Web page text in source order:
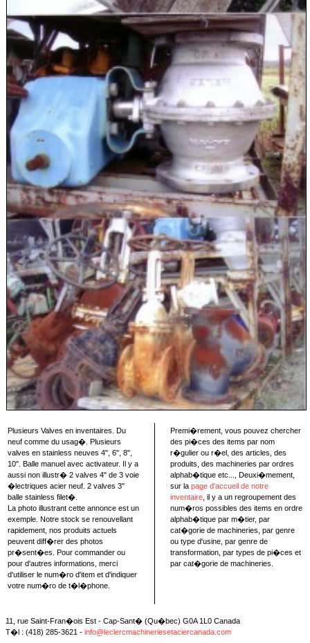
Plusieurs Valves en inventaires. Du
neuf comme du usag�. Plusieurs
valves en stainless neuves 4", 6", 8",
10". Balle manuel avec activateur. Il y a
aussi non illustr� 2 valves 4" de 3 voie
�lectriques acier neuf. 2 valves 3"
balle stainless filet�.
La photo illustrant cette annonce est un
exemple. Notre stock se renouvellant
rapidement, nos produits actuels
peuvent diff�rer des photos
pr�sent�es. Pour commander ou
pour d'autres informations, merci
d'utiliser le num�ro d'item et d'indiquer
votre num�ro de t�l�phone.
Premi�rement, vous pouvez chercher
des pi�ces des items par nom
r�gulier ou r�el, des articles, des
produits, des machineries par ordres
alphab�tique etc..., Deuxi�mement,
sur la page d'accueil de notre
inventaire , il y a un regroupement des
num�ros possibles des items en ordre
alphab�tique par m�tier, par
cat�gorie de machineries, par genre
ou type d'usine, par genre de
transformation, par types de pi�ces et
par cat�gorie de machineries.
11, rue Saint-Fran�ois Est - Cap-Sant� (Qu�bec) G0A 1L0 Canada
T�l : (418) 285-3621 - info@leclercmachineriesetaciercanada.com